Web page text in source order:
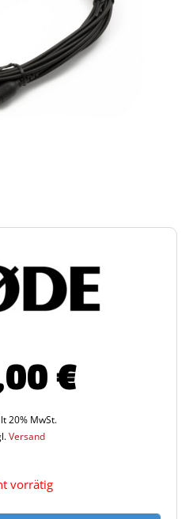
€
20% MwSt.
Versand
vorrätig